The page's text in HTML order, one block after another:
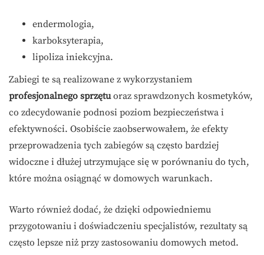
endermologia,
karboksyterapia,
lipoliza iniekcyjna.
Zabiegi te są realizowane z wykorzystaniem
profesjonalnego sprzętuoraz sprawdzonych kosmetyków,
co zdecydowanie podnosi poziom bezpieczeństwa i
efektywności. Osobiście zaobserwowałem, że efekty
przeprowadzenia tych zabiegów są często bardziej
widoczne i dłużej utrzymujące się w porównaniu do tych,
które można osiągnąć w domowych warunkach.
Warto również dodać, że dzięki odpowiedniemu
przygotowaniu i doświadczeniu specjalistów, rezultaty są
często lepsze niż przy zastosowaniu domowych metod.